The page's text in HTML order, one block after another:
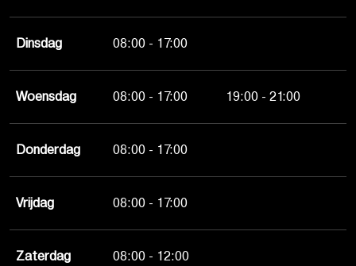
Dinsdag 08:00 - 17:00
Woensdag 08:00 - 17:00 19:00 - 21:00
Donderdag 08:00 - 17:00
Vrijdag 08:00 - 17:00
Zaterdag 08:00 - 12:00